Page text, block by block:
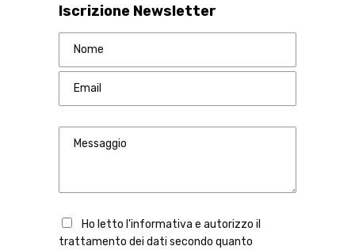
Iscrizione Newsletter
Ho letto l'informativa e autorizzo il
trattamento dei dati secondo quanto